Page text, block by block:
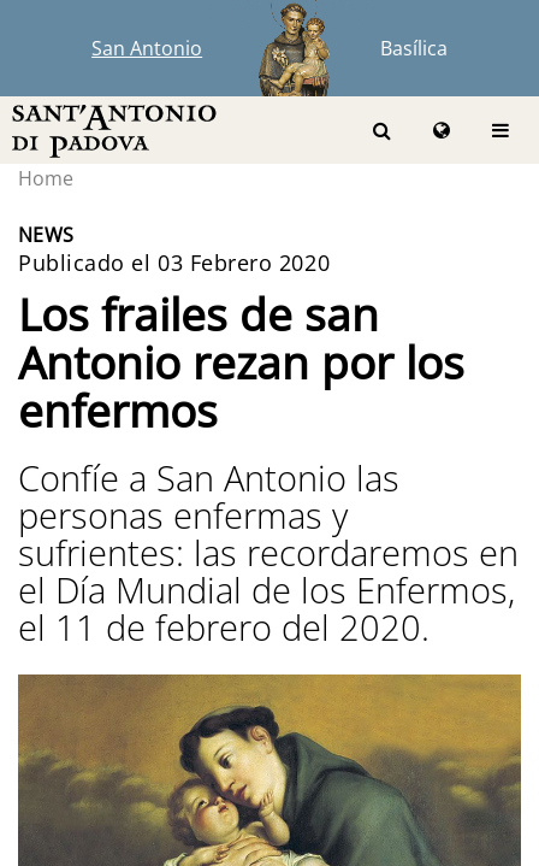
San Antonio Basílica
Home
NEWS
Publicado el 03 Febrero 2020
Los frailes de san
Antonio rezan por los
enfermos
Confíe a San Antonio las
personas enfermas y
sufrientes: las recordaremos en
el Día Mundial de los Enfermos,
el 11 de febrero del 2020.